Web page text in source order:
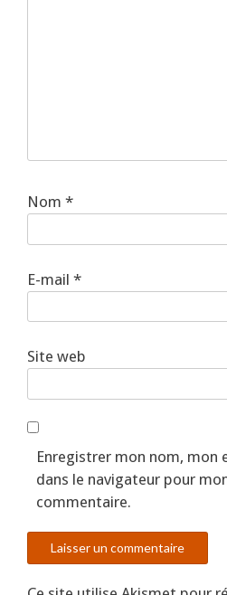
Nom *
E-mail *
Site web
Enregistrer mon nom, mon
dans le navigateur pour
commentaire.